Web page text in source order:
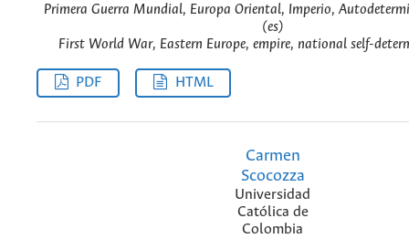
Primera Guerra Mundial, Europa Oriental, Imperio,
(es)
First World War, Eastern Europe, empire, national self-
PDF HTML
Carmen
Scocozza
Universidad
Católica de
Colombia